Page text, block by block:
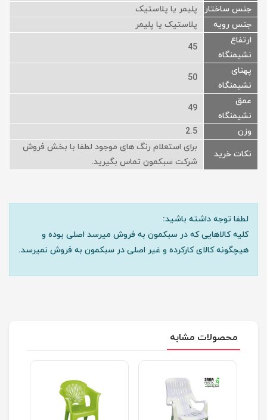
جنس ساختار
پلیمر یا پلاستیک
جنس رویه
پلاستیک یا پلیمر
ارتفاع
نشیمنگاه
45
پهنای
نشیمنگاه
50
عمق
نشیمنگاه
49
وزن
2.5
نکات خرید
برای استعلام رنگ های موجود لطفا با بخش فروش
شرکت سبکمون تماس بگیرید.
لطفا توجه داشته باشید:
کلیه کالاهایی که در سبکمون به فروش میرسد اصلی بوده و
هیچگونه کالای کارکرده و غیر اصلی در سبکمون به فروش نمیرسد.
محصولات مشابه